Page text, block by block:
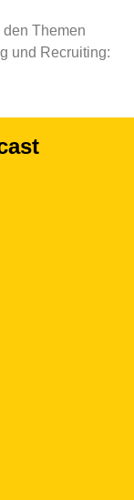
Themen
und Recruiting: